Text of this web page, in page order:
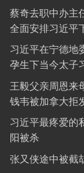
蔡奇去职中办主
全面安排习近平
习近平在宁德地
孕生下当今太子
王毅父亲周恩来
钱韦被加拿大拒
习近平最疼爱的
阳被杀
张又侠途中被截